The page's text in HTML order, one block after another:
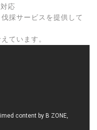
応
採サービスを提供して
ています。